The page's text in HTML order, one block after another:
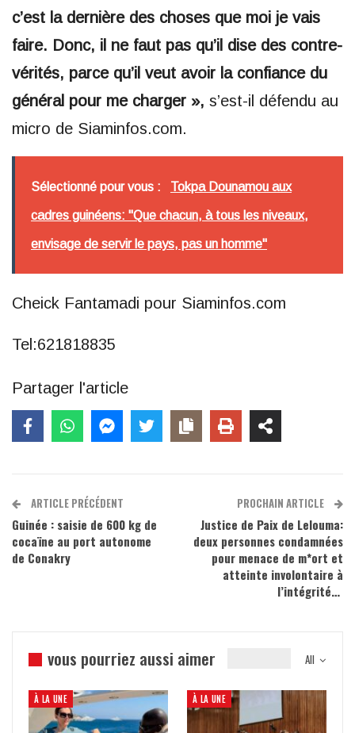
c’est la dernière des choses que moi je vais
faire. Donc, il ne faut pas qu’il dise des contre-
vérités, parce qu’il veut avoir la confiance du
général pour me charger », s’est-il défendu au
micro de Siaminfos.com.
Sélectionné pour vous : Tokpa Dounamou aux
cadres guinéens: "Que chacun, à tous les niveaux,
envisage de servir le pays, pas un homme"
Cheick Fantamadi pour Siaminfos.com
Tel:621818835
Partager l'article
ARTICLE PRÉCÉDENT
Guinée : saisie de 600 kg de
cocaïne au port autonome
de Conakry
PROCHAIN ARTICLE
Justice de Paix de Lelouma:
deux personnes condamnées
pour menace de m*ort et
atteinte involontaire à
l’intégrité…
All
vous pourriez aussi aimer
À LA UNE À LA UNE